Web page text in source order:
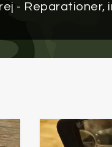
- Reparationer,